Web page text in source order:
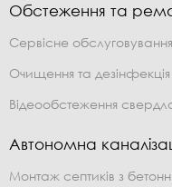
Обстеження та
Сервісне
Очищення та
Відеообстеження
Автономна
Монтаж септиків з